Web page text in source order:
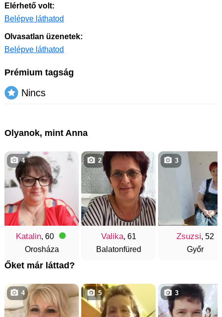
Elérhető volt:
Belépve láthatod
Olvasatlan üzenetek:
Belépve láthatod
Prémium tagság
Nincs
Olyanok, mint Anna
Katalin, 60
Orosháza
4
Valika, 61
Balatonfüred
2
Zsuzsi, 52
Győr
3
Őket már láttad?
4 5 3